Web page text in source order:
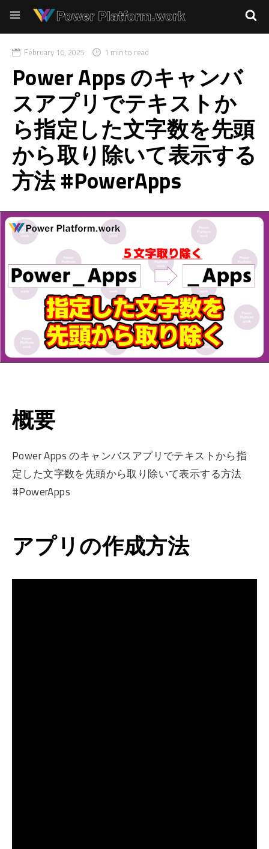
February 16, 2025 1 min to read
Power Apps のキャンバ
スアプリでテキストか
ら指定した文字数を先頭
から取り除いて表示する
方法 #PowerApps
概要
Power Apps のキャンバスアプリでテキストから指
定した文字数を先頭から取り除いて表示する方法
#PowerApps
アプリの作成方法